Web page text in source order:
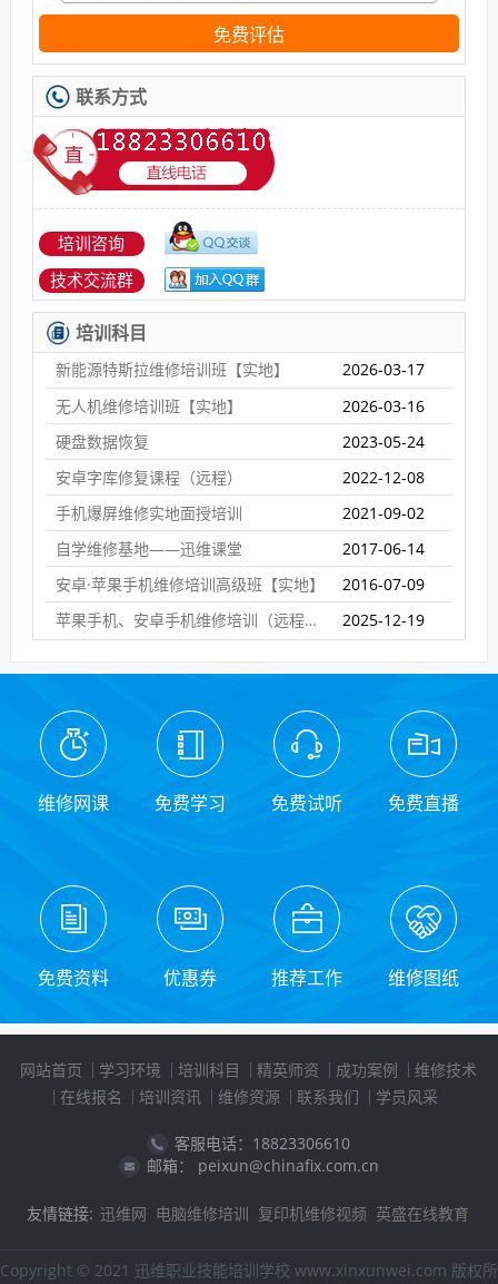
免费评估
联系方式
培训咨询
技术交流群
培训科目
新能源特斯拉维修培训班【实地】
2026-03-17
无人机维修培训班【实地】
2026-03-16
硬盘数据恢复
2023-05-24
安卓字库修复课程（远程）
2022-12-08
手机爆屏维修实地面授培训
2021-09-02
自学维修基地——迅维课堂
2017-06-14
安卓·苹果手机维修培训高级班【实地】
2016-07-09
苹果手机、安卓手机维修培训（远程网络班）
2025-12-19
维修网课 免费学习 免费试听 免费直播
免费资料 优惠券 推荐工作 维修图纸
网站首页 学习环境 培训科目 精英师资 成功案例
维修技术
在线报名
培训资讯 维修资源 联系我们 学员风采
客服电话：18823306610
邮箱： peixun@chinafix.com.cn
友情链接: 迅维网 电脑维修培训 复印机维修视频 英盛在线教育
Copyright © 2021 迅维职业技能培训学校 www.xinxunwei.com 版权所